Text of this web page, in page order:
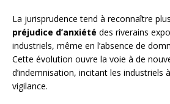
La jurisprudence tend à reconnaître
préjudice d’anxiété des riverains
industriels, même en l’absence de
Cette évolution ouvre la voie à de
d’indemnisation, incitant les industriels
vigilance.